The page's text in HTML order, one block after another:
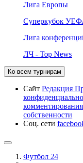
Лига Европы
Суперкубок
Лига
ЛЧ - Top News
Ко всем турнирам
Сайт Редакция
комментирования
собственности
Соц. сети
Футбол 24